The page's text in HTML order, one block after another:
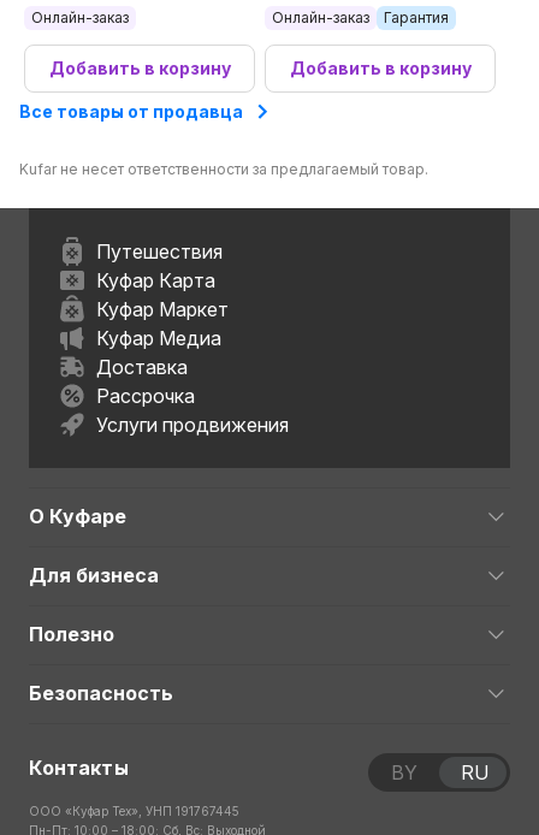
Онлайн-заказ
Добавить в корзину
Онлайн-заказ Гарантия
Добавить в корзину
Все товары от продавца
Kufar не несет ответственности за предлагаемый товар.
Путешествия
Куфар Карта
Куфар Маркет
Куфар Медиа
Доставка
Рассрочка
Услуги продвижения
О Куфаре
Для бизнеса
Полезно
Безопасность
Контакты
ООО «Куфар Тех», УНП 191767445
Пн-Пт: 10:00 – 18:00; Сб, Вс: Выходной
BY RU